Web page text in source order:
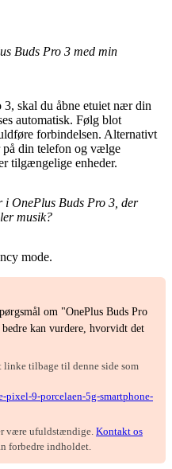
Buds Pro 3 med min
3, skal du åbne etuiet nær din
automatisk. Følg blot
forbindelsen. Alternativt
din telefon og vælge
tilgængelige enheder.
i OnePlus Buds Pro 3, der
musik?
mode.
om "OnePlus Buds Pro
kan vurdere, hvorvidt det
linke tilbage til denne side som
9-porcelaen-5g-smartphone-
være ufuldstændige. Kontakt os
forbedre indholdet.